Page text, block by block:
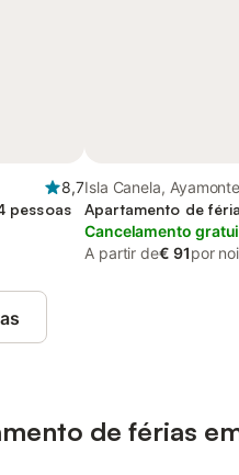
8,7
pessoas
Isla Canela, Ayamonte
Apartamento de
Cancelamento
A partir de€ 91por
de férias